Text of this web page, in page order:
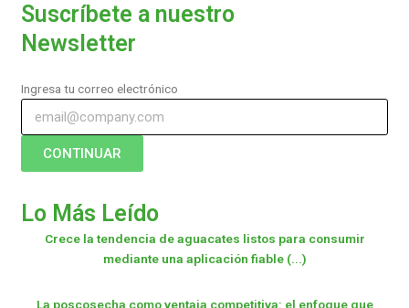
Suscríbete a nuestro
Newsletter
Ingresa tu correo electrónico
CONTINUAR
Lo Más Leído
Crece la tendencia de aguacates listos para consumir
mediante una aplicación fiable (...)
La poscosecha como ventaja competitiva: el enfoque que